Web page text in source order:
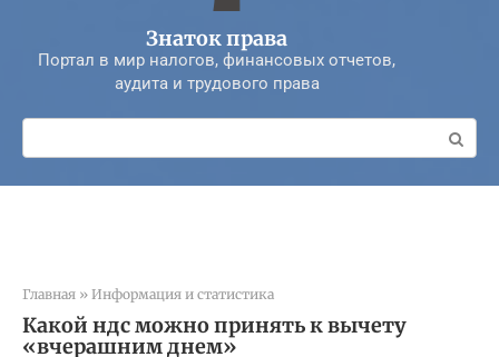
Знаток права
Портал в мир налогов, финансовых отчетов,
аудита и трудового права
Поиск:
Главная » Информация и статистика
Какой ндс можно принять к вычету
«вчерашним днем»